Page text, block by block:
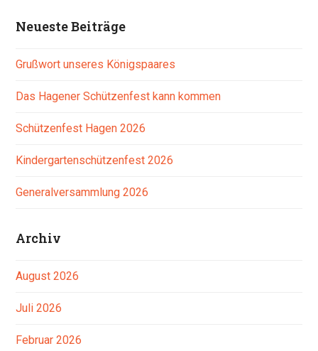
Neueste Beiträge
Grußwort unseres Königspaares
Das Hagener Schützenfest kann kommen
Schützenfest Hagen 2026
Kindergartenschützenfest 2026
Generalversammlung 2026
Archiv
August 2026
Juli 2026
Februar 2026